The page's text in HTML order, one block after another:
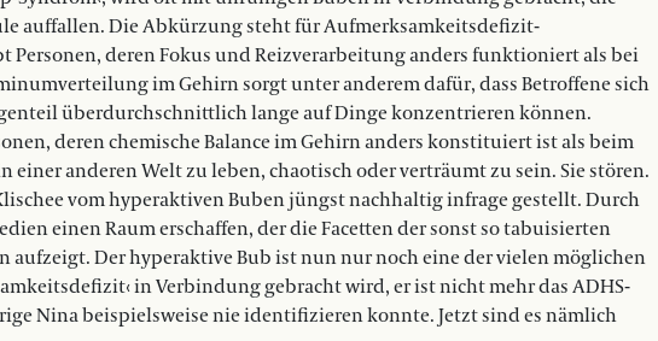
auffallen. Die Abkürzung steht für Aufmerksamkeitsdefizit-
deren Fokus und Reizverarbeitung anders funktioniert als bei
im Gehirn sorgt unter anderem dafür, dass Betroffene sich
überdurchschnittlich lange auf Dinge konzentrieren können.
deren chemische Balance im Gehirn anders konstituiert ist als beim
anderen Welt zu leben, chaotisch oder verträumt zu sein. Sie stören.
vom hyperaktiven Buben jüngst nachhaltig infrage gestellt. Durch
einen Raum erschaffen, der die Facetten der sonst so tabuisierten
aufzeigt. Der hyperaktive Bub ist nun nur noch eine der vielen möglichen
in Verbindung gebracht wird, er ist nicht mehr das ADHS-
Nina beispielsweise nie identifizieren konnte. Jetzt sind es nämlich